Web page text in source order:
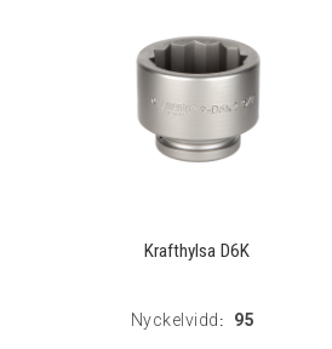
Krafthylsa D6K
Nyckelvidd : 95